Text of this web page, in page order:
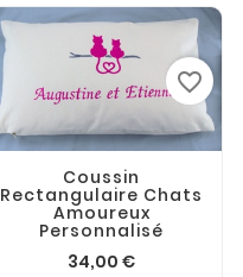
Coussin
Rectangulaire Chats
Amoureux
Personnalisé
34,00 €
favorite_border